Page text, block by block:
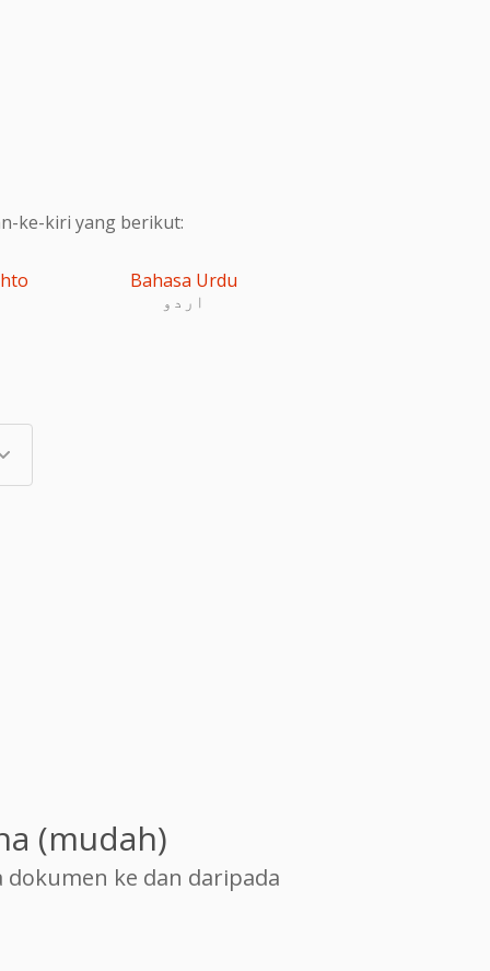
ke-kiri yang berikut:
Bahasa Urdu
اردو
(mudah)
ke dan daripada